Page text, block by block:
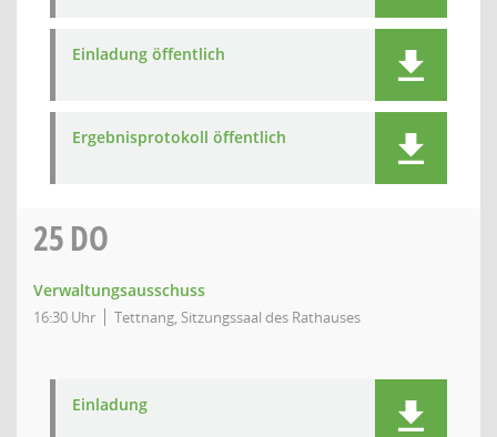
Einladung öffentlich
Ergebnisprotokoll öffentlich
25DO
Verwaltungsausschuss
16:30 Uhr Tettnang, Sitzungssaal des Rathauses
Einladung